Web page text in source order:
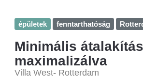
épületek fenntarthatóság
Minimális
maximalizálva
Villa West- Rotterdam